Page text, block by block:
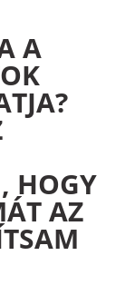
A
HOGY
AZ